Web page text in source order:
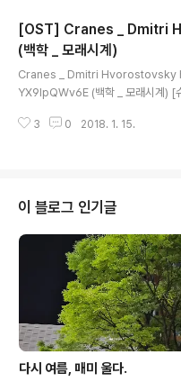
[OST] Cranes _ Dmitri
(백학 _ 모래시계)
Cranes _ Dmitri Hvorostovsky
YX9lpQWv6E (백학 _ 모래시계) [
andsuper.modoo.at 인터넷마케팅,
3 0 2018. 1. 15.
이 블로그 인기글
다시 여름, 매미 울다.